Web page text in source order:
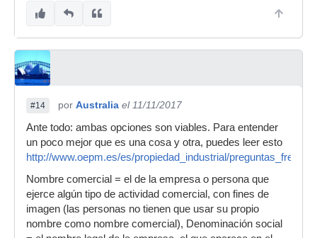
#14 por Australia el 11/11/2017
Ante todo: ambas opciones son viables. Para entender
un poco mejor que es una cosa y otra, puedes leer esto
http://www.oepm.es/es/propiedad_industrial/
Nombre comercial = el de la empresa o persona que
ejerce algún tipo de actividad comercial, con fines de
imagen (las personas no tienen que usar su propio
nombre como nombre comercial), Denominación social